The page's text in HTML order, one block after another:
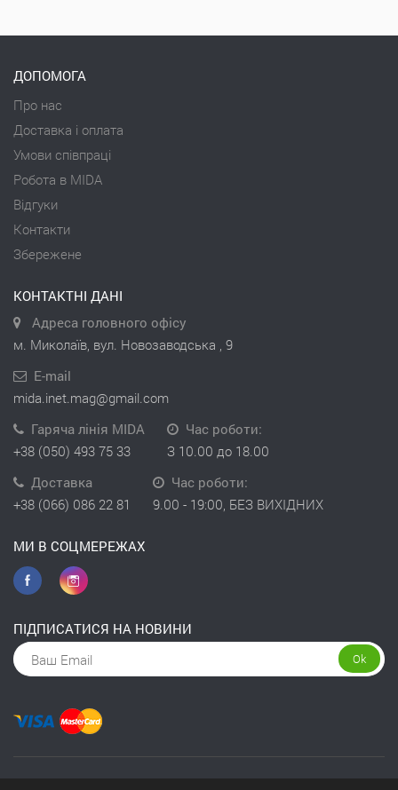
ДОПОМОГА
Про нас
Доставка і оплата
Умови співпраці
Робота в MIDA
Відгуки
Контакти
Збережене
КОНТАКТНІ ДАНІ
Адреса головного офісу
м. Миколаїв, вул. Новозаводська , 9
E-mail
mida.inet.mag@gmail.com
Гаряча лінія MIDA
+38 (050) 493 75 33
Час роботи:
З 10.00 до 18.00
Доставка
+38 (066) 086 22 81
Час роботи:
9.00 - 19:00, БЕЗ ВИХІДНИХ
МИ В СОЦМЕРЕЖАХ
ПІДПИСАТИСЯ НА НОВИНИ
Ok